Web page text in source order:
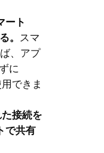
ート
。 スマ
、アプ
に
できま
接続を
で共有